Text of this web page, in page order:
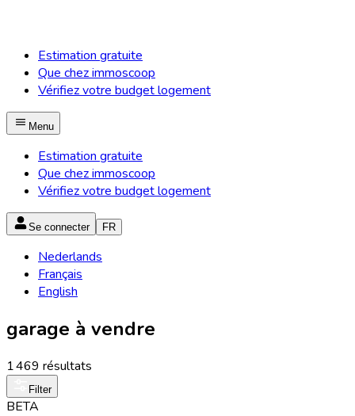
Estimation gratuite
Que chez immoscoop
Vérifiez votre budget logement
Menu
Estimation gratuite
Que chez immoscoop
Vérifiez votre budget logement
Se connecter FR
Nederlands
Français
English
garage à vendre
1 469 résultats
Filter
BETA